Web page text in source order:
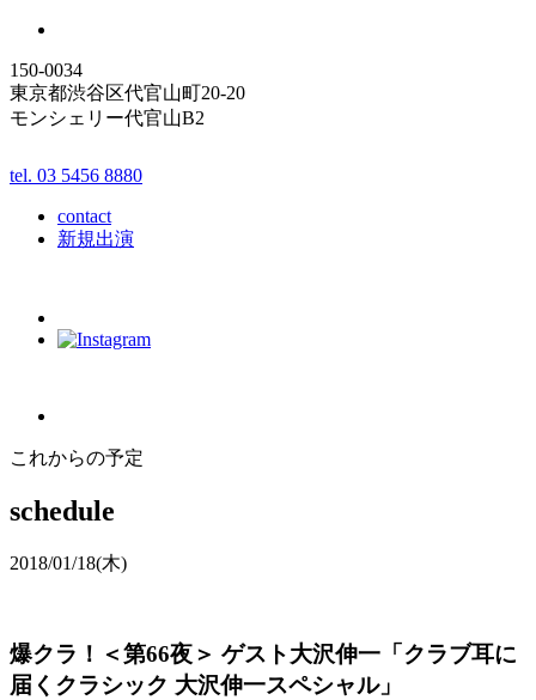
150-0034
東京都渋谷区代官山町20-20
モンシェリー代官山B2
tel. 03 5456 8880
contact
新規出演
これからの予定
schedule
2018/01/18(木)
爆クラ！＜第66夜＞ ゲスト大沢伸一「クラブ耳に
届くクラシック 大沢伸一スペシャル」